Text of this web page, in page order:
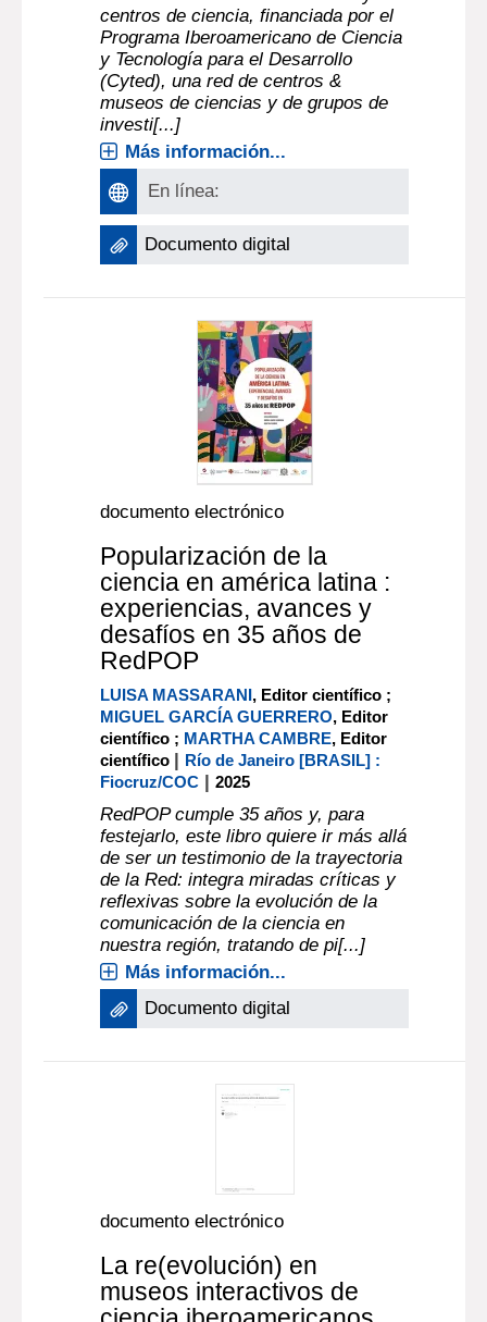
centros de ciencia, financiada por el
Programa Iberoamericano de Ciencia
y Tecnología para el Desarrollo
(Cyted), una red de centros &
museos de ciencias y de grupos de
investi[...]
Más información...
En línea:
Documento digital
documento electrónico
Popularización de la
ciencia en américa latina :
experiencias, avances y
desafíos en 35 años de
RedPOP
LUISA MASSARANI, Editor científico ;
MIGUEL GARCÍA GUERRERO, Editor
científico ; MARTHA CAMBRE, Editor
científico | Río de Janeiro [BRASIL] :
Fiocruz/COC |2025
RedPOP cumple 35 años y, para
festejarlo, este libro quiere ir más allá
de ser un testimonio de la trayectoria
de la Red: integra miradas críticas y
reflexivas sobre la evolución de la
comunicación de la ciencia en
nuestra región, tratando de pi[...]
Más información...
Documento digital
documento electrónico
La re(evolución) en
museos interactivos de